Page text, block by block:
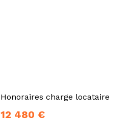
Honoraires charge locataire
12 480 €